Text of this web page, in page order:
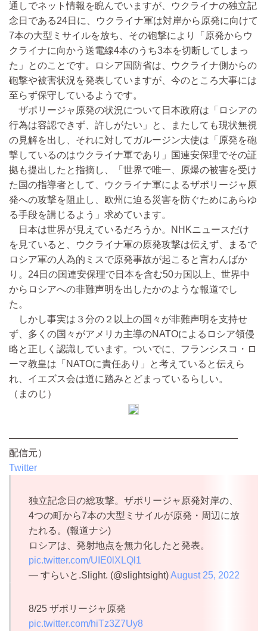
通しでネット情報を睨んでいますが、ウクライナの独立記
念日である24日に、ウクライナ軍は対岸から原発に向けて
7本の大型ミサイルを放ち、その砲撃により「原発からウ
クライナに向かう送電線4本のうち3本を切断してしまっ
た」とのことです。ロシア国防省は、ウクライナ側からの
砲撃や被害状況を発表していますが、今のところ大事には
至らず保守しているようです。
ザポリージャ原発の状況について日本政府は「ロシアの
行為は容認できず、許しがたい」と、またしても現状無視
の見解を出し、それに対してガルージン大使は「原発を砲
撃しているのはウクライナ軍であり」国連安保理でその証
拠も提出したと指摘し、「世界で唯一、原爆の被害を受け
た国の指導者として、ウクライナ軍によるザポリージャ原
発への攻撃を阻止し、欧州に迫る災害を防ぐためにあらゆ
る手段を講じるよう」求めています。
日本は世界が見えているだろうか。NHKニュースだけ
を見ていると、ウクライナ軍の原発攻撃は伝えず、まるで
ロシア軍の人為的ミスで原発事故が起こると言わんばか
り。24日の国連安保理で日本を含む50カ国以上、世界中
からロシアへの非難声明を出したかのような報道でし
た。
しかし事実は３分の２以上の国々が非難声明を支持せ
ず、多くの国々がアメリカ主導のNATOによるロシア領侵
略と正しく認識しています。ついでに、フランシスコ・ロ
ーマ教皇は「NATOに責任あり」と考えていると伝えら
れ、イエズス会は道に踏みとどまっているらしい。
（まのじ）
————————————————————————
配信元）
Twitter
独立記念日の総攻撃。ザポリージャ原発対岸の、
4つの町から7本の大型ミサイルが原発・周辺に放
たれる。(報道ナシ)
ロシアは、発射地点を無力化したと発表。
pic.twitter.com/UIE0lXLQl1
— すらいと.Slight. (@slightsight)August 25, 2022
8/25 ザポリージャ原発
pic.twitter.com/hiTz3Z7Uy8